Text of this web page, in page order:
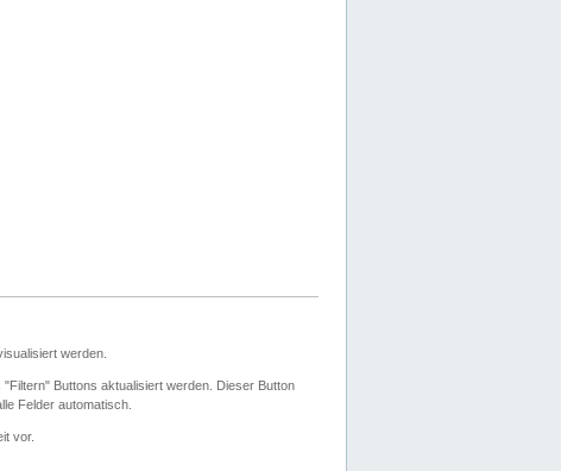
werden.
Buttons aktualisiert werden. Dieser Button
Felder automatisch.
vor.